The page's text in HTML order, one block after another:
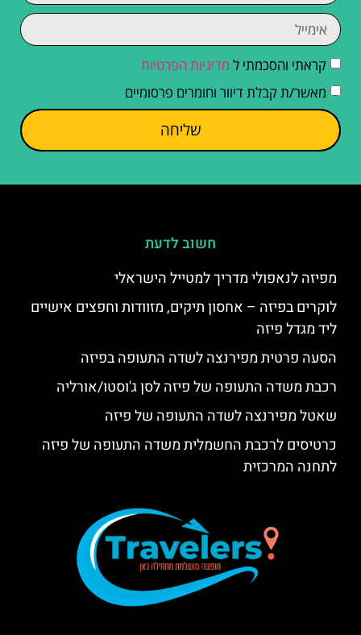
קראתי והסכמתי ל מדיניות הפרטיות
מאשר/ת קבלת דיוור וחומרים פרסומיים
שליחה
חשוב לדעת
מפיזה לנאפולי מדריך למטייל הישראלי
לוקרים בפיזה – אחסון תיקים, מזוודות וחפצים אישיים
ליד מגדל פיזה
הסעה פרטית מפירנצה לשדה התעופה בפיזה
רכבת משדה התעופה של פיזה לסן ג'וסטו/אורליה
שאטל מפירנצה לשדה התעופה של פיזה
כרטיסים לרכבת החשמלית משדה התעופה של פיזה
לתחנה המרכזית